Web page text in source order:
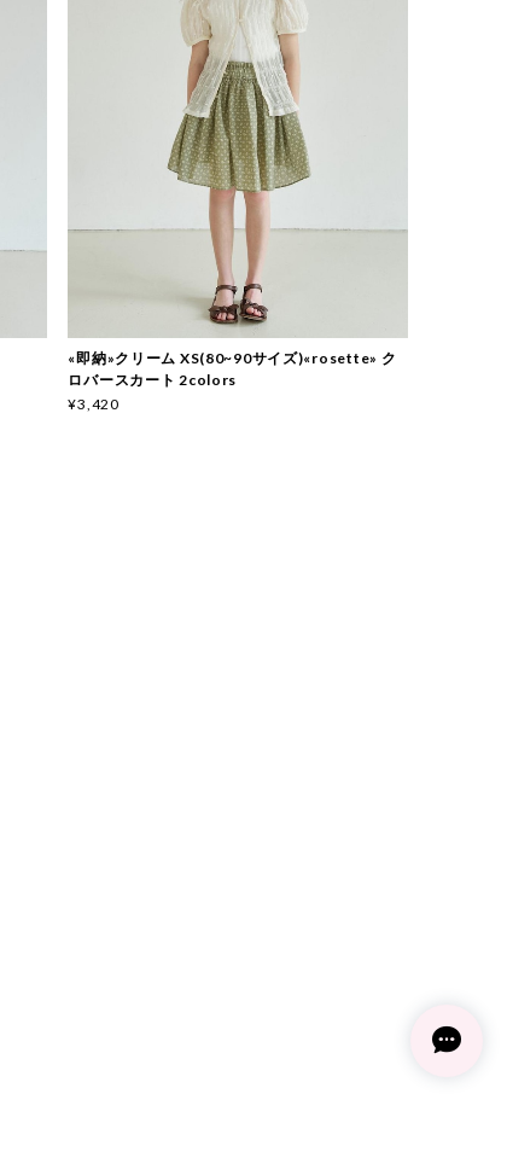
«即納»クリーム XS(80~90サイズ)«rosette» ク
ロバースカート 2colors
¥3,420